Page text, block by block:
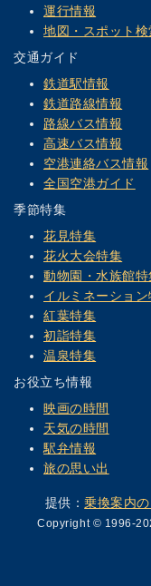
運行情報
地図・スポット検
交通ガイド
鉄道駅情報
鉄道路線情報
路線バス情報
高速バス情報
空港連絡バス情報
全国空港ガイド
季節特集
花見特集
花火大会特集
動物園・水族館特
イルミネーショ
紅葉特集
初詣特集
温泉特集
お役立ち情報
映画の時間
天気の時間
駅弁情報
旅の思い出
提供：乗換案内
Copyright © 1996-